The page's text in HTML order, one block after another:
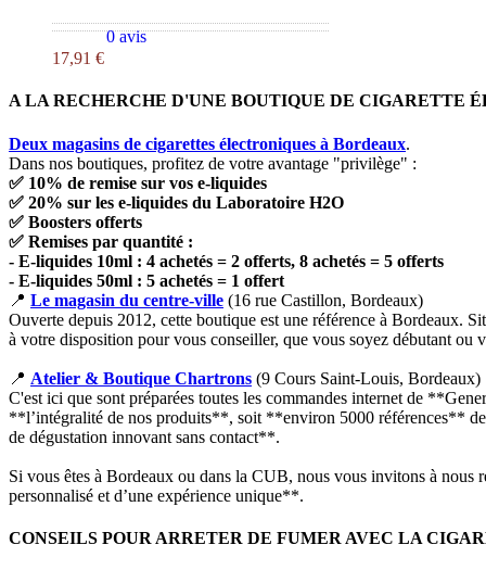
0 avis
17,91 €
A LA RECHERCHE D'UNE BOUTIQUE DE CIGARETTE
Deux magasins de cigarettes électroniques à Bordeaux.
Dans nos boutiques, profitez de votre avantage "privilège" :
✅ 10% de remise sur vos e-liquides
✅ 20% sur les e-liquides du Laboratoire H2O
✅ Boosters offerts
✅ Remises par quantité :
- E-liquides 10ml : 4 achetés = 2 offerts, 8 achetés = 5 offerts
- E-liquides 50ml : 5 achetés = 1 offert
📍 Le magasin du centre-ville (16 rue Castillon, Bordeaux)
Ouverte depuis 2012, cette boutique est une référence à Bordeaux.
à votre disposition pour vous conseiller, que vous soyez débutant ou
📍 Atelier & Boutique Chartrons (9 Cours Saint-Louis, Bordeaux)
C'est ici que sont préparées toutes les commandes internet de
**l’intégralité de nos produits**, soit **environ 5000 références** de
de dégustation innovant sans contact**.
Si vous êtes à Bordeaux ou dans la CUB, nous vous invitons à
personnalisé et d’une expérience unique**.
CONSEILS POUR ARRETER DE FUMER AVEC LA